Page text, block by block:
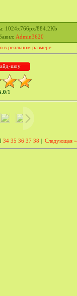
: 1024x766px/884.2Kb
: Admin3620
в реальном размере
/1
] 34 35 36 37 38 | Следующая »